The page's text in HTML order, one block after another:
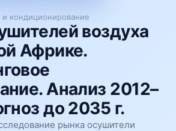
и кондиционирование
воздуха
Африке.
Анализ 2012–
до 2035 г.
рынка осушители